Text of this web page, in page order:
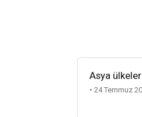
Asya
• 24 Temmuz